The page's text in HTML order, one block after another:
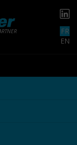
FR
EN